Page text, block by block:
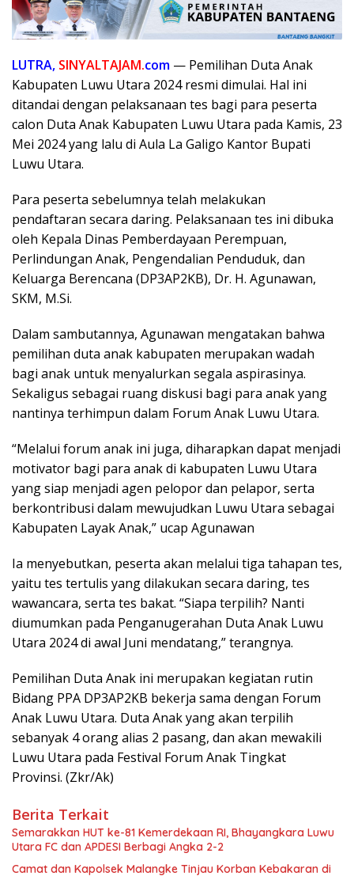
LUTRA, SINYALTAJAM.com — Pemilihan Duta Anak
Kabupaten Luwu Utara 2024 resmi dimulai. Hal ini
ditandai dengan pelaksanaan tes bagi para peserta
calon Duta Anak Kabupaten Luwu Utara pada Kamis, 23
Mei 2024 yang lalu di Aula La Galigo Kantor Bupati
Luwu Utara.
Para peserta sebelumnya telah melakukan
pendaftaran secara daring. Pelaksanaan tes ini dibuka
oleh Kepala Dinas Pemberdayaan Perempuan,
Perlindungan Anak, Pengendalian Penduduk, dan
Keluarga Berencana (DP3AP2KB), Dr. H. Agunawan,
SKM, M.Si.
Dalam sambutannya, Agunawan mengatakan bahwa
pemilihan duta anak kabupaten merupakan wadah
bagi anak untuk menyalurkan segala aspirasinya.
Sekaligus sebagai ruang diskusi bagi para anak yang
nantinya terhimpun dalam Forum Anak Luwu Utara.
“Melalui forum anak ini juga, diharapkan dapat menjadi
motivator bagi para anak di kabupaten Luwu Utara
yang siap menjadi agen pelopor dan pelapor, serta
berkontribusi dalam mewujudkan Luwu Utara sebagai
Kabupaten Layak Anak,” ucap Agunawan
Ia menyebutkan, peserta akan melalui tiga tahapan tes,
yaitu tes tertulis yang dilakukan secara daring, tes
wawancara, serta tes bakat. “Siapa terpilih? Nanti
diumumkan pada Penganugerahan Duta Anak Luwu
Utara 2024 di awal Juni mendatang,” terangnya.
Pemilihan Duta Anak ini merupakan kegiatan rutin
Bidang PPA DP3AP2KB bekerja sama dengan Forum
Anak Luwu Utara. Duta Anak yang akan terpilih
sebanyak 4 orang alias 2 pasang, dan akan mewakili
Luwu Utara pada Festival Forum Anak Tingkat
Provinsi. (Zkr/Ak)
Berita Terkait
Semarakkan HUT ke-81 Kemerdekaan RI, Bhayangkara Luwu
Utara FC dan APDESI Berbagi Angka 2-2
Camat dan Kapolsek Malangke Tinjau Korban Kebakaran di